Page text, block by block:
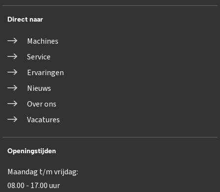
Direct naar
Machines
Service
Ervaringen
Nieuws
Over ons
Vacatures
Openingstijden
Maandag t/m vrijdag:
08.00 - 17.00 uur